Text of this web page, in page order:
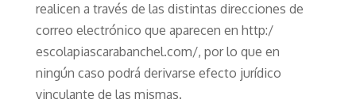
realicen a través de las distintas direcciones de
correo electrónico que aparecen en http:/
escolapiascarabanchel.com/, por lo que en
ningún caso podrá derivarse efecto jurídico
vinculante de las mismas.